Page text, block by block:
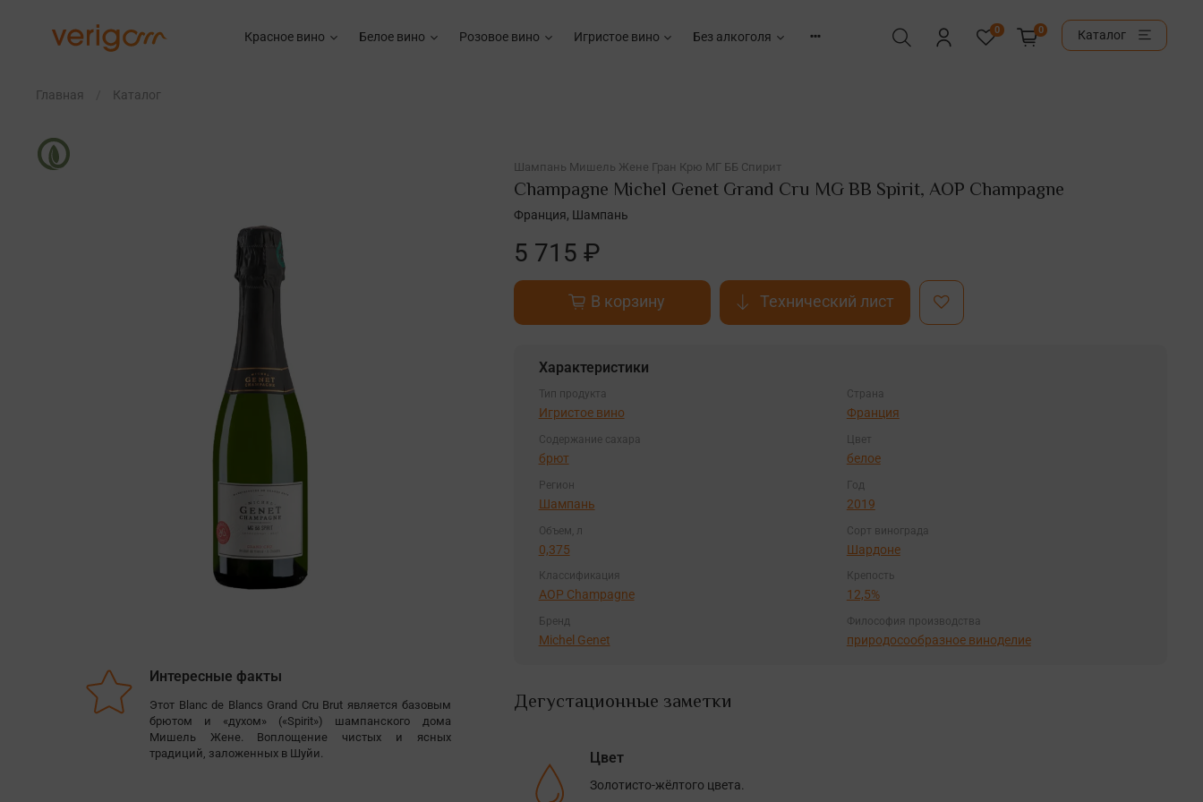
0 0 Каталог
Красное вино Белое вино Розовое вино Игристое вино Без алкоголя
Главная Каталог
Интересные факты
Этот Blanc de Blancs Grand Cru Brut является базовым
брютом и «духом» («Spirit») шампанского дома
Мишель Жене. Воплощение чистых и ясных
традиций, заложенных в Шуйи.
Шампань Мишель Жене Гран Крю МГ ББ Спирит
Champagne Michel Genet Grand Cru MG BB Spirit, AOP Champagne
5 715 ₽
В корзину Технический лист
Франция, Шампань
Характеристики
Тип продукта
Игристое вино
Страна
Франция
Содержание сахара
брют
Цвет
белое
Регион
Шампань
Год
2019
Объем, л
0,375
Сорт винограда
Шардоне
Классификация
AOP Champagne
Крепость
12,5%
Бренд
Michel Genet
Философия производства
природосообразное виноделие
Дегустационные заметки
Цвет
Золотисто-жёлтого цвета.